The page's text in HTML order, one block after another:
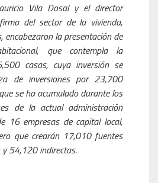
Vila Dosal y el director
del sector de la vivienda,
encabezaron la presentación de
que contempla la
casas, cuya inversión se
de inversiones por 23,700
se ha acumulado durante los
de la actual administración
16 empresas de capital local,
que crearán 17,010 fuentes
54,120 indirectas.